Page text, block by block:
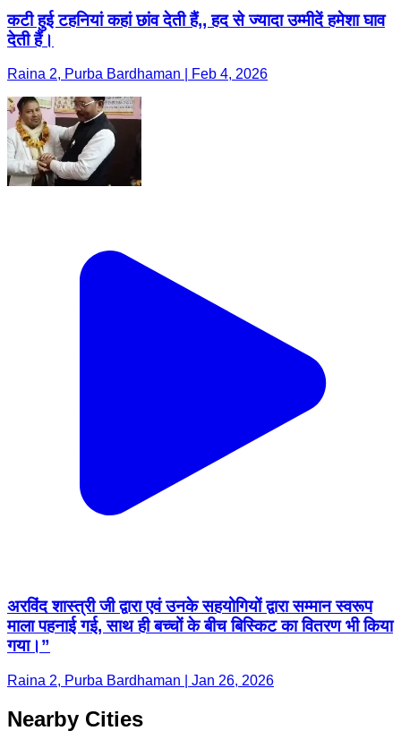
कटी हुई टहनियां कहां छांव देती हैं,, हद से ज्यादा उम्मीदें हमेशा घाव
देती हैं।
Raina 2, Purba Bardhaman | Feb 4, 2026
अरविंद शास्त्री जी द्वारा एवं उनके सहयोगियों द्वारा सम्मान स्वरूप
माला पहनाई गई, साथ ही बच्चों के बीच बिस्किट का वितरण भी किया
गया।”
Raina 2, Purba Bardhaman | Jan 26, 2026
Nearby Cities